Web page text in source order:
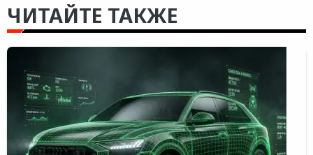
ЧИТАЙТЕ ТАКЖЕ